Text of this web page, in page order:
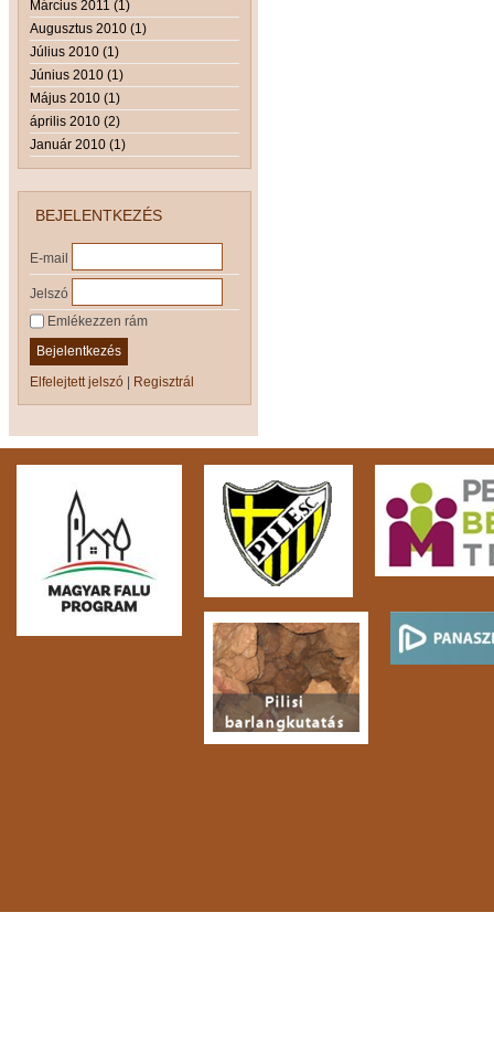
Március 2011 (1)
Augusztus 2010 (1)
Július 2010 (1)
Június 2010 (1)
Május 2010 (1)
április 2010 (2)
Január 2010 (1)
BEJELENTKEZÉS
E-mail
Jelszó
Emlékezzen rám
Bejelentkezés
Elfelejtett jelszó | Regisztrál